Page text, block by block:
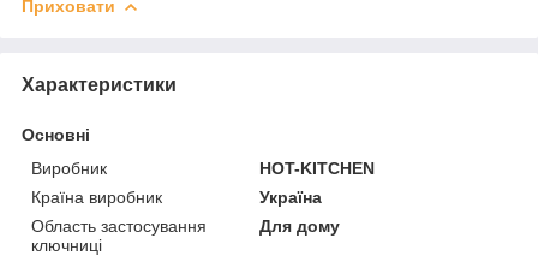
Приховати
Характеристики
Основні
Виробник
HOT-KITCHEN
Країна виробник
Україна
Область застосування
ключниці
Для дому